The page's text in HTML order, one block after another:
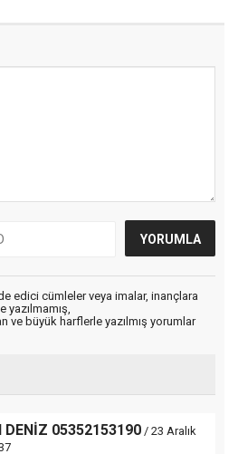
edici cümleler veya imalar, inançlara
yazılmamış,
ve büyük harflerle yazılmış yorumlar
DENİZ 05352153190 / 23 Aralık